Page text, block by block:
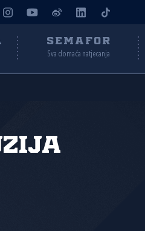
SEMAFOR
Sva domaća natjecanja